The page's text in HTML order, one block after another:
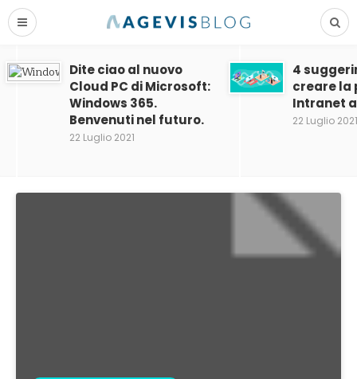
Dite ciao al nuovo
Cloud PC di Microsoft:
Windows 365.
Benvenuti nel futuro.
22 Luglio 2021
4
creare
Intranet
22 Luglio 2021